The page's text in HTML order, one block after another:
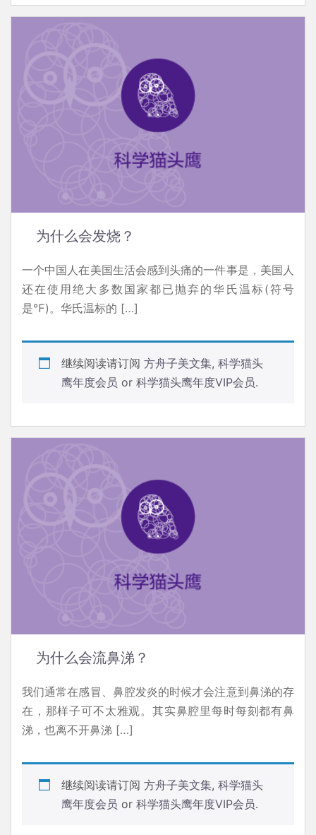
为什么会发烧？
一个中国人在美国生活会感到头痛的一件事是，美国人
还在使用绝大多数国家都已抛弃的华氏温标(符号
是℉)。华氏温标的 […]
继续阅读请订阅 方舟子美文集, 科学猫头
鹰年度会员 or 科学猫头鹰年度VIP会员.
为什么会流鼻涕？
我们通常在感冒、鼻腔发炎的时候才会注意到鼻涕的存
在，那样子可不太雅观。其实鼻腔里每时每刻都有鼻
涕，也离不开鼻涕 […]
继续阅读请订阅 方舟子美文集, 科学猫头
鹰年度会员 or 科学猫头鹰年度VIP会员.